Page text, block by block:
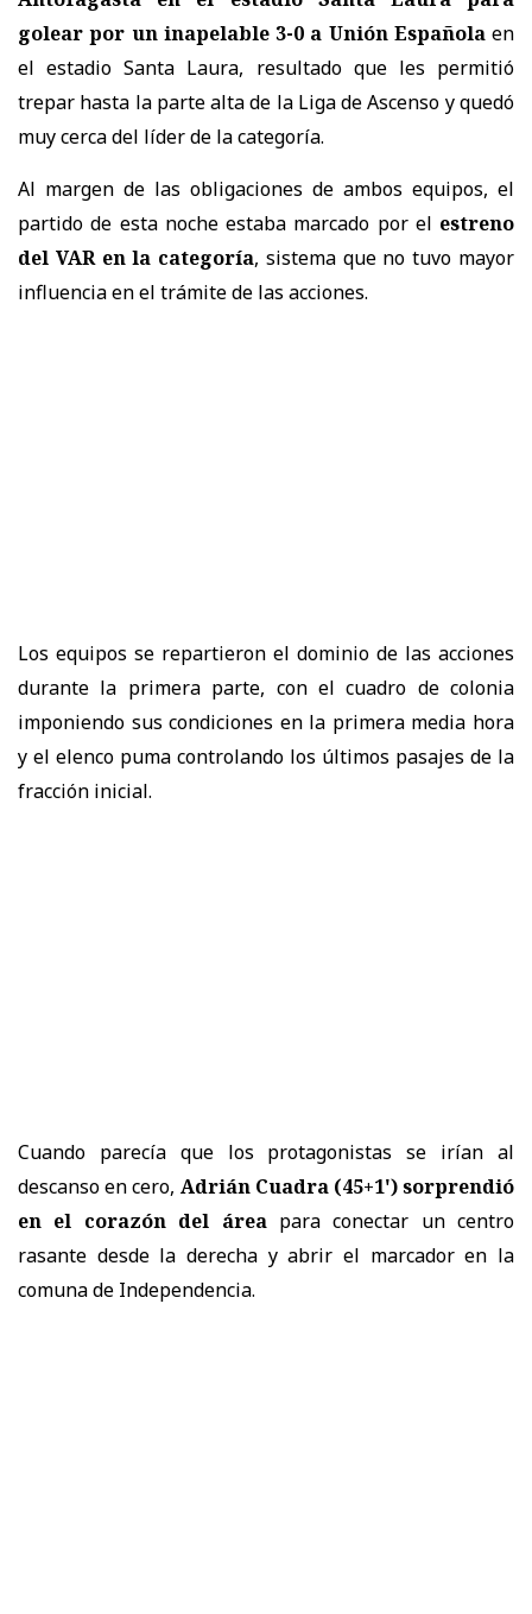
golear por un inapelable 3-0 a Unión Españolaen
el estadio Santa Laura, resultado que les permitió
trepar hasta la parte alta de la Liga de Ascenso y quedó
muy cerca del líder de la categoría.
Al margen de las obligaciones de ambos equipos, el
partido de esta noche estaba marcado por el estreno
del VAR en la categoría, sistema que no tuvo mayor
influencia en el trámite de las acciones.
Los equipos se repartieron el dominio de las acciones
durante la primera parte, con el cuadro de colonia
imponiendo sus condiciones en la primera media hora
y el elenco puma controlando los últimos pasajes de la
fracción inicial.
Cuando parecía que los protagonistas se irían al
descanso en cero, Adrián Cuadra (45+1') sorprendió
en el corazón del áreapara conectar un centro
rasante desde la derecha y abrir el marcador en la
comuna de Independencia.